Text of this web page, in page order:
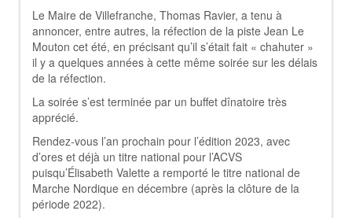
Le Maire de Villefranche, Thomas Ravier, a tenu à
annoncer, entre autres, la réfection de la piste Jean Le
Mouton cet été, en précisant qu’il s’était fait « chahuter »
il y a quelques années à cette même soirée sur les délais
de la réfection.
La soirée s’est terminée par un buffet dînatoire très
apprécié.
Rendez-vous l’an prochain pour l’édition 2023, avec
d’ores et déjà un titre national pour l’ACVS
puisqu’Élisabeth Valette a remporté le titre national de
Marche Nordique en décembre (après la clôture de la
période 2022).